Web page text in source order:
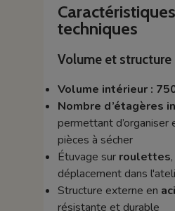
Caractéristiques
techniques
Volume et structure
Volume intérieur :
Nombre d’étagères
permettant d’organiser
pièces à sécher
Étuvage sur roulettes
déplacement dans
Structure externe en
résistante et durable